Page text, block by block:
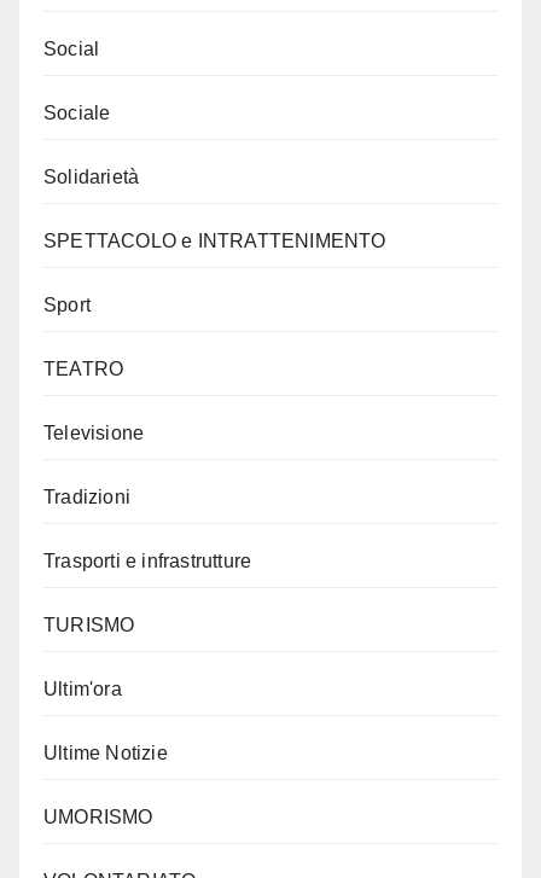
Social
Sociale
Solidarietà
SPETTACOLO e INTRATTENIMENTO
Sport
TEATRO
Televisione
Tradizioni
Trasporti e infrastrutture
TURISMO
Ultim'ora
Ultime Notizie
UMORISMO